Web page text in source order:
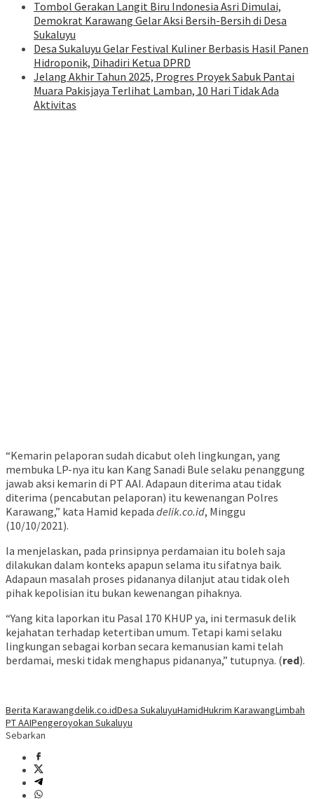
Tombol Gerakan Langit Biru Indonesia Asri Dimulai,
Demokrat Karawang Gelar Aksi Bersih-Bersih di Desa
Sukaluyu
Desa Sukaluyu Gelar Festival Kuliner Berbasis Hasil Panen
Hidroponik, Dihadiri Ketua DPRD
Jelang Akhir Tahun 2025, Progres Proyek Sabuk Pantai
Muara Pakisjaya Terlihat Lamban, 10 Hari Tidak Ada
Aktivitas
“Kemarin pelaporan sudah dicabut oleh lingkungan, yang
membuka LP-nya itu kan Kang Sanadi Bule selaku penanggung
jawab aksi kemarin di PT AAI. Adapaun diterima atau tidak
diterima (pencabutan pelaporan) itu kewenangan Polres
Karawang,” kata Hamid kepada delik.co.id, Minggu
(10/10/2021).
Ia menjelaskan, pada prinsipnya perdamaian itu boleh saja
dilakukan dalam konteks apapun selama itu sifatnya baik.
Adapaun masalah proses pidananya dilanjut atau tidak oleh
pihak kepolisian itu bukan kewenangan pihaknya.
“Yang kita laporkan itu Pasal 170 KHUP ya, ini termasuk delik
kejahatan terhadap ketertiban umum. Tetapi kami selaku
lingkungan sebagai korban secara kemanusian kami telah
berdamai, meski tidak menghapus pidananya,” tutupnya. (red).
Berita Karawangdelik.co.idDesa SukaluyuHamidHukrim KarawangLimbah
PT AAIPengeroyokan Sukaluyu
Sebarkan